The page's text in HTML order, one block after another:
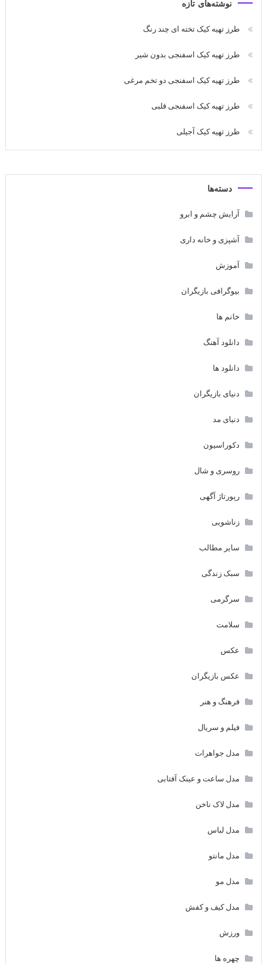
نوشته‌های تازه
طرز تهیه کیک تخته ای چند رنگ
طرز تهیه کیک اسفنجی بدون شیر
طرز تهیه کیک اسفنجی دو تخم مرغی
طرز تهیه کیک اسفنجی قلبی
طرز تهیه کیک آجیلی
دسته‌ها
آرایش چشم و ابرو
آشپزی و خانه داری
آموزش
بیوگرافی بازیگران
خانم ها
دانلود آهنگ
دانلود ها
دنیای بازیگران
دنیای مد
دکوراسیون
روسری و شال
رپورتاژ آگهی
زناشویی
سایر مطالب
سبک زندگی
سرگرمی
سلامت
عکس
عکس بازیگران
فرهنگ و هنر
فیلم و سریال
مدل جواهرات
مدل ساعت و عینک آفتابی
مدل لاک ناخن
مدل لباس
مدل مانتو
مدل مو
مدل کیف و کفش
ورزش
چهره ها